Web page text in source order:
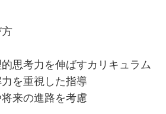
思考力を伸ばすカリキュラム
を重視した指導
来の進路を考慮